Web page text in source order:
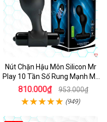
Nút Chặn Hậu Môn Silicon Mr
Play 10 Tần Số Rung Mạnh Mẽ
Kích Thích
810.000₫ 953.000₫
(949)